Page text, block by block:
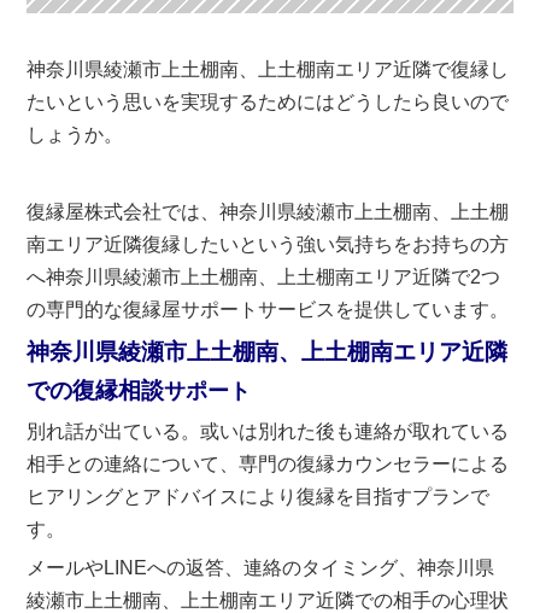
神奈川県綾瀬市上土棚南、上土棚南エリア近隣で復縁し
たいという思いを実現するためにはどうしたら良いので
しょうか。
復縁屋株式会社では、神奈川県綾瀬市上土棚南、上土棚
南エリア近隣復縁したいという強い気持ちをお持ちの方
へ神奈川県綾瀬市上土棚南、上土棚南エリア近隣で2つ
の専門的な復縁屋サポートサービスを提供しています。
神奈川県綾瀬市上土棚南、上土棚南エリア近隣
での復縁相談サポート
別れ話が出ている。或いは別れた後も連絡が取れている
相手との連絡について、専門の復縁カウンセラーによる
ヒアリングとアドバイスにより復縁を目指すプランで
す。
メールやLINEへの返答、連絡のタイミング、神奈川県
綾瀬市上土棚南、上土棚南エリア近隣での相手の心理状